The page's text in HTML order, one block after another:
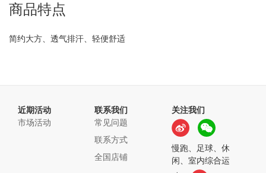
商品特点
简约大方、透气排汗、轻便舒适
近期活动
市场活动
联系我们
常见问题
联系方式
全国店铺
关注我们
慢跑、足球、休
闲、室内综合运